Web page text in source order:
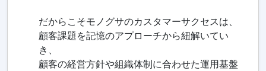
だからこそモノグサのカスタマーサクセスは、
顧客課題を記憶のアプローチから紐解いてい
き、
顧客の経営方針や組織体制に合わせた運用基盤